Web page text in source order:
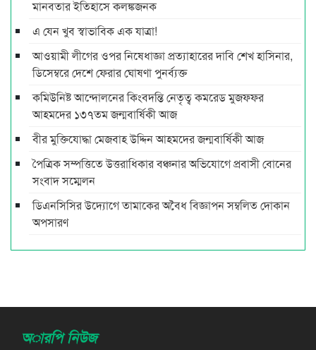
মানবতার ইতিহাসে কলঙ্কজনক
এ যেন খুব স্বাভাবিক এক যাত্রা!
আওয়ামী লীগের ওপর নিষেধাজ্ঞা প্রত্যাহারের দাবি শেখ হাসিনার,
ডিসেম্বরে দেশে ফেরার ঘোষণা পুনর্ব্যক্ত
কমিউনিষ্ট আন্দোলনের কিংবদন্তি নেতৃত্ব কমরেড মুজফ্ফর
আহমদের ১৩৭তম জন্মবার্ষিকী আজ
বীর মুক্তিযোদ্ধা মেজবাহ উদ্দিন আহমদের জন্মবার্ষিকী আজ
পৈত্রিক সম্পত্তিতে উত্তরাধিকার বঞ্চনার অভিযোগে প্রবাসী বোনের
সংবাদ সম্মেলন
ডিএনসিসির উদ্যোগে তামাকের অবৈধ বিজ্ঞাপন সম্বলিত দোকান
অপসারণ
অারপি নিউজ